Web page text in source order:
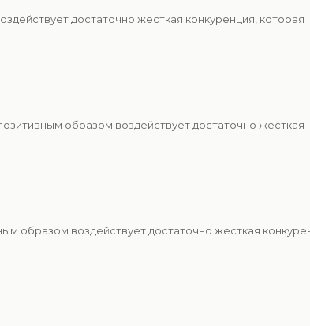
достаточно жесткая конкуренция, которая
образом воздействует достаточно жесткая
образом воздействует достаточно жесткая